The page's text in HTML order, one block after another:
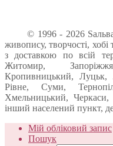
© 1996 - 2026
живопису, творчості, хобі
з доставкою по всій
Житомир,
Кропивницький, Луцьк,
Рівне, Суми,
Хмельницький, Черкаси,
інший населений пункт,
Мій обліковий запис
Пошук